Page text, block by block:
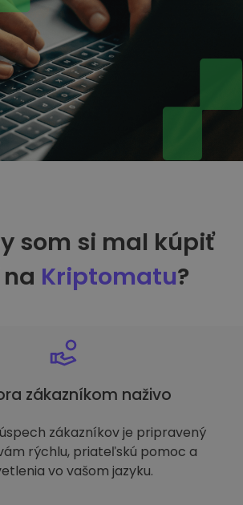
som si mal kúpiť
Kriptomatu?
zákazníkom naživo
zákazníkov je pripravený
rýchlu, priateľskú pomoc a
vo vašom jazyku.